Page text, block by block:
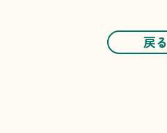
戻る